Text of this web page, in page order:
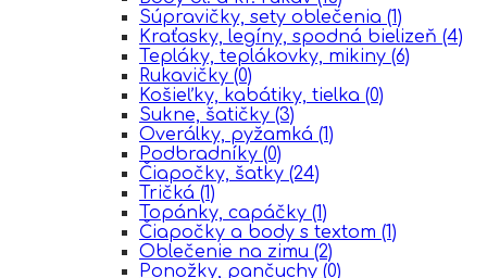
Súpravičky, sety oblečenia (1)
Kraťasky, legíny, spodná bielizeň (4)
Tepláky, teplákovky, mikiny (6)
Rukavičky (0)
Košieľky, kabátiky, tielka (0)
Sukne, šatičky (3)
Overálky, pyžamká (1)
Podbradníky (0)
Čiapočky, šatky (24)
Tričká (1)
Topánky, capáčky (1)
Čiapočky a body s textom (1)
Oblečenie na zimu (2)
Ponožky, pančuchy (0)